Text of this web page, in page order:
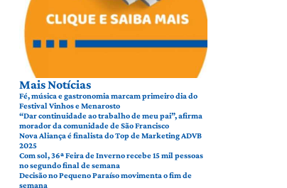
Mais Notícias
Fé, música e gastronomia marcam primeiro dia do
Festival Vinhos e Menarosto
“Dar continuidade ao trabalho de meu pai”, afirma
morador da comunidade de São Francisco
Nova Aliança é finalista do Top de Marketing ADVB
2025
Com sol, 36ª Feira de Inverno recebe 15 mil pessoas
no segundo final de semana
Decisão no Pequeno Paraíso movimenta o fim de
semana